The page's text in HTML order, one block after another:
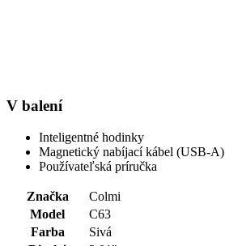
V balení
Inteligentné hodinky
Magnetický nabíjací kábel (USB-A)
Používateľská príručka
Značka
Colmi
Model
C63
Farba
Sivá